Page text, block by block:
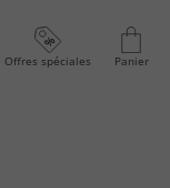
Offres spéciales Panier